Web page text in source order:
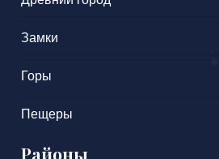
Замки
Горы
Пещеры
Районы